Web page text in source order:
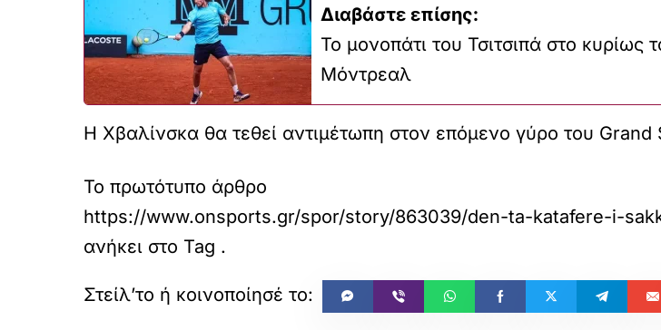
Διαβάστε επίσης:
To μονοπάτι του Τσιτσιπά στο κυρίως
Μόντρεαλ
Η Χβαλίνσκα θα τεθεί αντιμέτωπη στον επόμενο γύρο του Grand
Το πρωτότυπο άρθρο
https://www.onsports.gr/spor/story/863039/den-ta-katafere-i-
ανήκει στο Tag .